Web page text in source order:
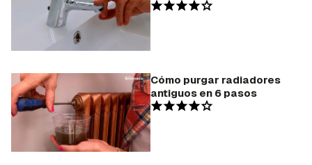
Cómo purgar radiadores
antiguos en 6 pasos